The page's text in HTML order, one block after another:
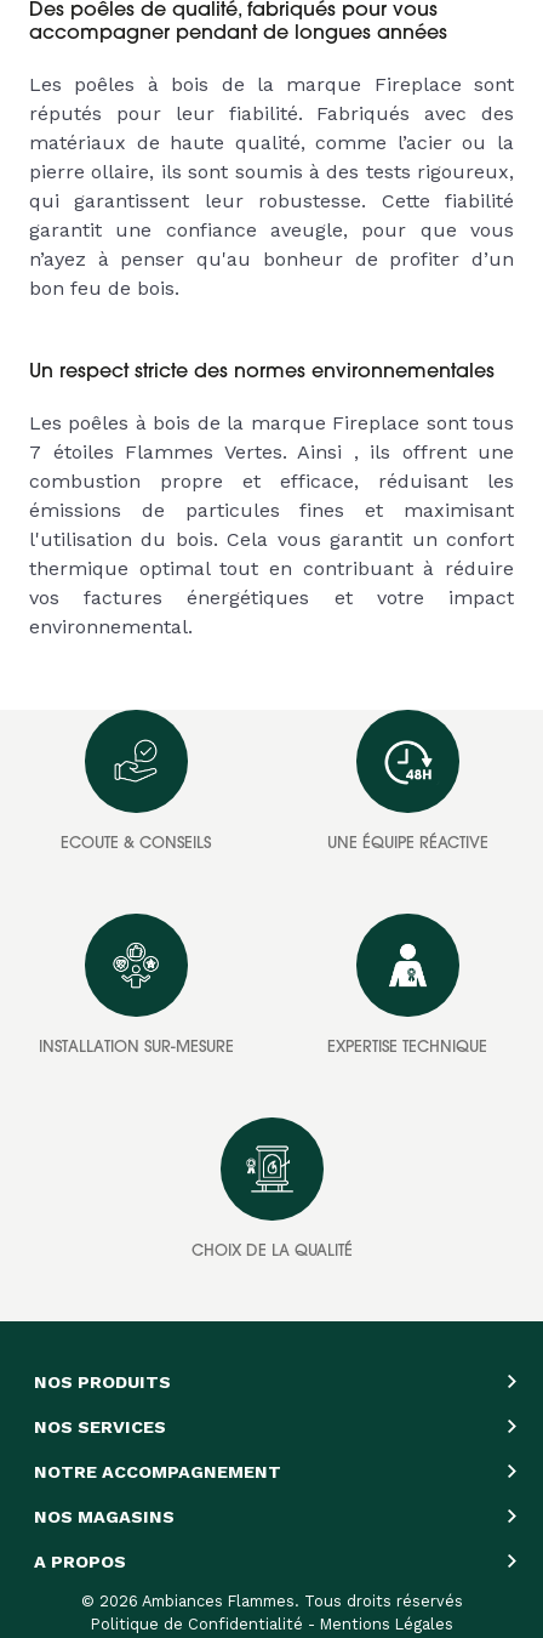
Des poêles de qualité, fabriqués pour vous
accompagner pendant de longues années
Les poêles à bois de la marque Fireplace sont
réputés pour leur fiabilité. Fabriqués avec des
matériaux de haute qualité, comme l’acier ou la
pierre ollaire, ils sont soumis à des tests rigoureux,
qui garantissent leur robustesse. Cette fiabilité
garantit une confiance aveugle, pour que vous
n’ayez à penser qu'au bonheur de profiter d’un
bon feu de bois.
Un respect stricte des normes environnementales
Les poêles à bois de la marque Fireplace sont tous
7 étoiles Flammes Vertes. Ainsi , ils offrent une
combustion propre et efficace, réduisant les
émissions de particules fines et maximisant
l'utilisation du bois. Cela vous garantit un confort
thermique optimal tout en contribuant à réduire
vos factures énergétiques et votre impact
environnemental.
ECOUTE & CONSEILS UNE ÉQUIPE RÉACTIVE
INSTALLATION SUR-MESURE EXPERTISE TECHNIQUE
CHOIX DE LA QUALITÉ
NOS PRODUITS
NOS SERVICES
NOTRE ACCOMPAGNEMENT
NOS MAGASINS
A PROPOS
© 2026 Ambiances Flammes. Tous droits réservés
Politique de Confidentialité - Mentions Légales